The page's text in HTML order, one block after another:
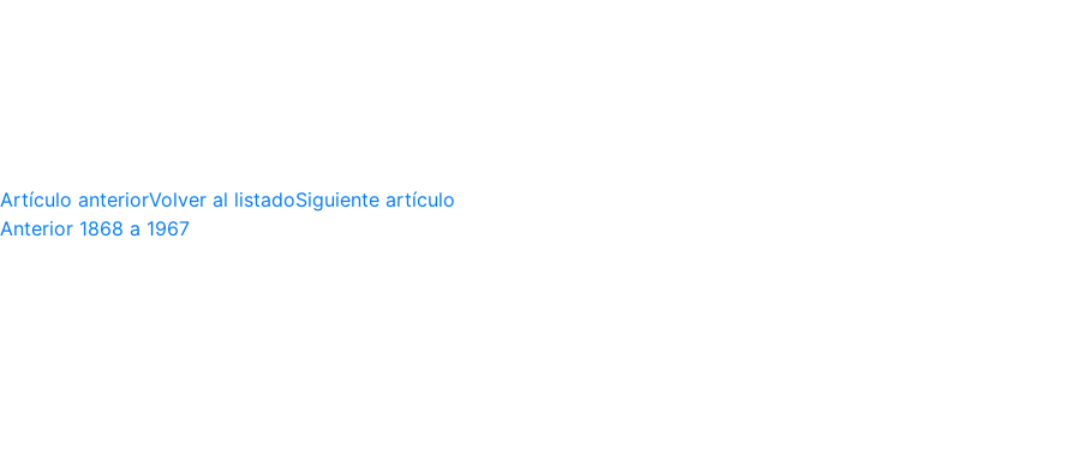
Artículo anteriorVolver al listadoSiguiente artículo
Anterior 1868 a 1967